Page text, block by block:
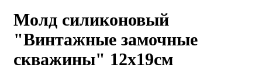
Молд силиконовый
"Винтажные замочные
скважины" 12х19см